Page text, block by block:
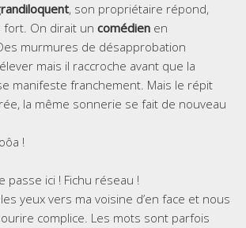
, son propriétaire répond,
On dirait un comédien en
murmures de désapprobation
mais il raccroche avant que la
manifeste franchement. Mais le répit
la même sonnerie se fait de nouveau
!
passe ici ! Fichu réseau !
yeux vers ma voisine d’en face et nous
complice. Les mots sont parfois